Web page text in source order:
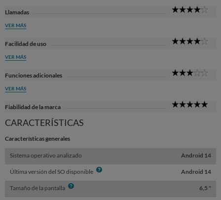
Llamadas
VER MÁS
Facilidad de uso
VER MÁS
Funciones adicionales
VER MÁS
Fiabilidad de la marca
CARACTERÍSTICAS
Características generales
Sistema operativo analizado Android 14
Última versión del SO disponible Info Android 14
Tamaño de la pantalla Info 6,5 "